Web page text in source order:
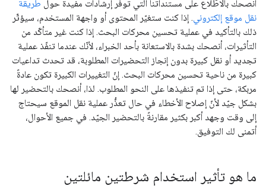
أنصحك بالاطّلاع على مستنداتنا التي توفّر إرشادات مفيدة حول طريقة
نقل موقع إلكتروني. إذا كنت ستغيّر المحتوى أو واجهة المستخدم، سيؤثّر
ذلك بالتأكيد في عملية تحسين محركات البحث. إذا كنت غير متأكّد من
التأثيرات، أنصحك بشدة بالاستعانة بأحد الخبراء، لأنّك عندما تنفّذ عملية
تجديد أو نقل كبيرة بدون إنجاز التحضيرات المطلوبة، قد تحدث تداعيات
كبيرة من ناحية تحسين محركات البحث. إنّ التغييرات الكبيرة تكون عادةً
مربكة، حتى إذا تم تنفيذها على النحو المطلوب. لذا، أنصحك بالتحضير لها
بشكل جيّد لأنّ إصلاح الأخطاء في حال تعذُّر عملية نقل الموقع سيحتاج
إلى وقت وجهد أكبر بكثير مقارنةً بالتحضير الجيّد. في جميع الأحوال،
أتمنى لك التوفيق.
ما هو تأثير استخدام شرطتين مائلتين